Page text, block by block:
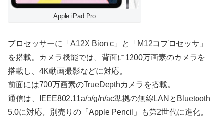
Apple iPad Pro
プロセッサーに「A12X Bionic」と「M12コプロセッサ」
を搭載。カメラ機能では、背面に1200万画素のカメラを
搭載し、4K動画撮影などに対応。
前面には700万画素のTrueDepthカメラを搭載。
通信は、IEEE802.11a/b/g/n/ac準拠の無線LANとBluetooth
5.0に対応。別売りの「Apple Pencil」も第2世代に進化。